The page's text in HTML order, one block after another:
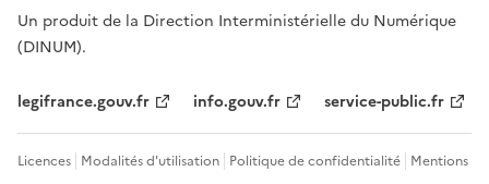
Un produit de la Direction Interministérielle du Numérique
(DINUM).
legifrance.gouv.fr info.gouv.fr service-public.fr
Licences Modalités d'utilisation Politique de confidentialité Mentions